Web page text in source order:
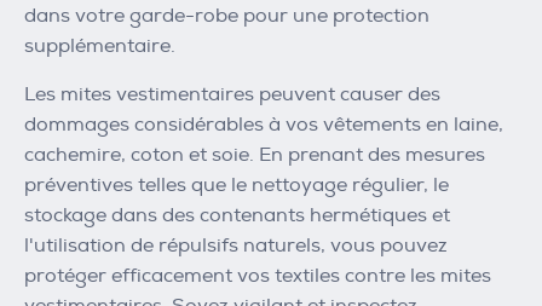
dans votre garde-robe pour une protection
supplémentaire.
Les mites vestimentaires peuvent causer des
dommages considérables à vos vêtements en laine,
cachemire, coton et soie. En prenant des mesures
préventives telles que le nettoyage régulier, le
stockage dans des contenants hermétiques et
l'utilisation de répulsifs naturels, vous pouvez
protéger efficacement vos textiles contre les mites